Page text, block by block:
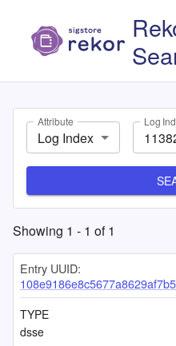
Attribute
Log Index
Log
Showing 1 - 1 of1
Entry UUID:
TYPE
dsse